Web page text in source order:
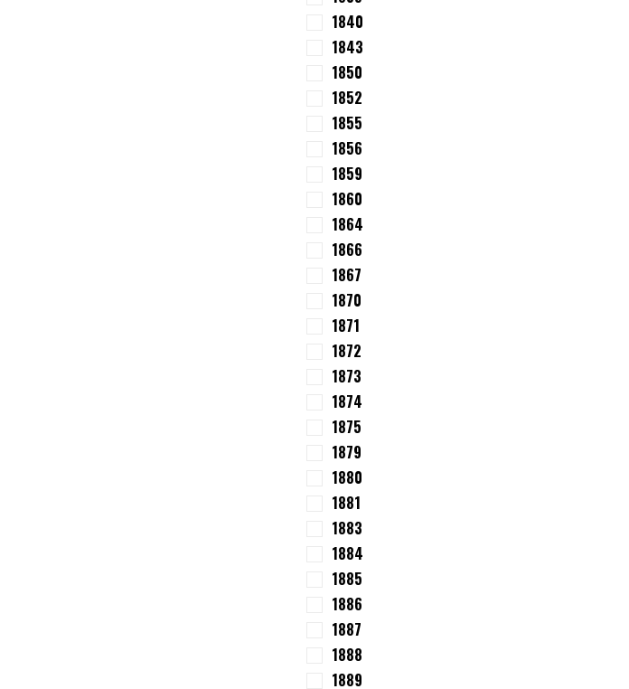
1840
1843
1850
1852
1855
1856
1859
1860
1864
1866
1867
1870
1871
1872
1873
1874
1875
1879
1880
1881
1883
1884
1885
1886
1887
1888
1889